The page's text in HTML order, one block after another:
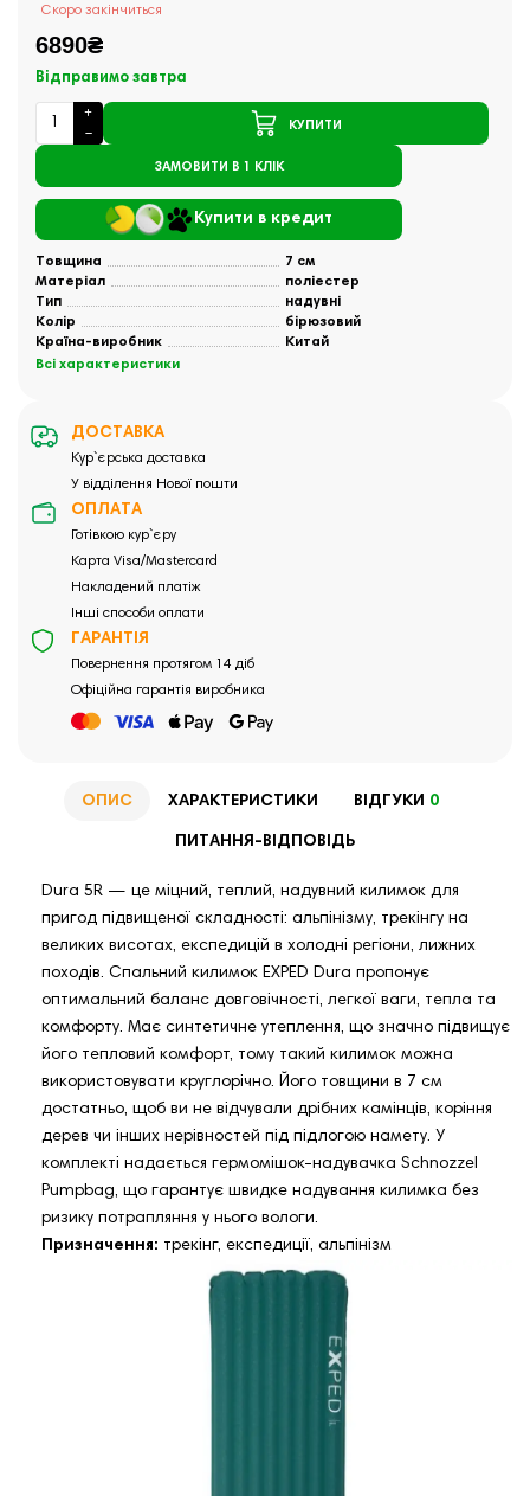
Скоро закінчиться
6890₴
Відправимо завтра
КУПИТИ
ЗАМОВИТИ В 1 КЛІК
Купити в кредит
Товщина
7 см
Матеріал
поліестер
Тип
надувні
Колір
бірюзовий
Країна-виробник
Китай
Всі характеристики
ДОСТАВКА
Кур`єрська доставка
У відділення Нової пошти
ОПЛАТА
Готівкою кур`єру
Карта Visa/Mastercard
Накладений платіж
Інші способи оплати
ГАРАНТІЯ
Повернення протягом 14 діб
Офіційна гарантія виробника
ОПИС ХАРАКТЕРИСТИКИ ВІДГУКИ 0
ПИТАННЯ-ВІДПОВІДЬ
Dura 5R — це міцний, теплий, надувний килимок для
пригод підвищеної складності: альпінізму, трекінгу на
великих висотах, експедицій в холодні регіони, лижних
походів. Спальний килимок EXPED Dura пропонує
оптимальний баланс довговічності, легкої ваги, тепла та
комфорту. Має синтетичне утеплення, що значно підвищує
його тепловий комфорт, тому такий килимок можна
використовувати круглорічно. Його товщини в 7 см
достатньо, щоб ви не відчували дрібних камінців, коріння
дерев чи інших нерівностей під підлогою намету. У
комплекті надається гермомішок-надувачка Schnozzel
Pumpbag, що гарантує швидке надування килимка без
ризику потрапляння у нього вологи.
Призначення: трекінг, експедиції, альпінізм